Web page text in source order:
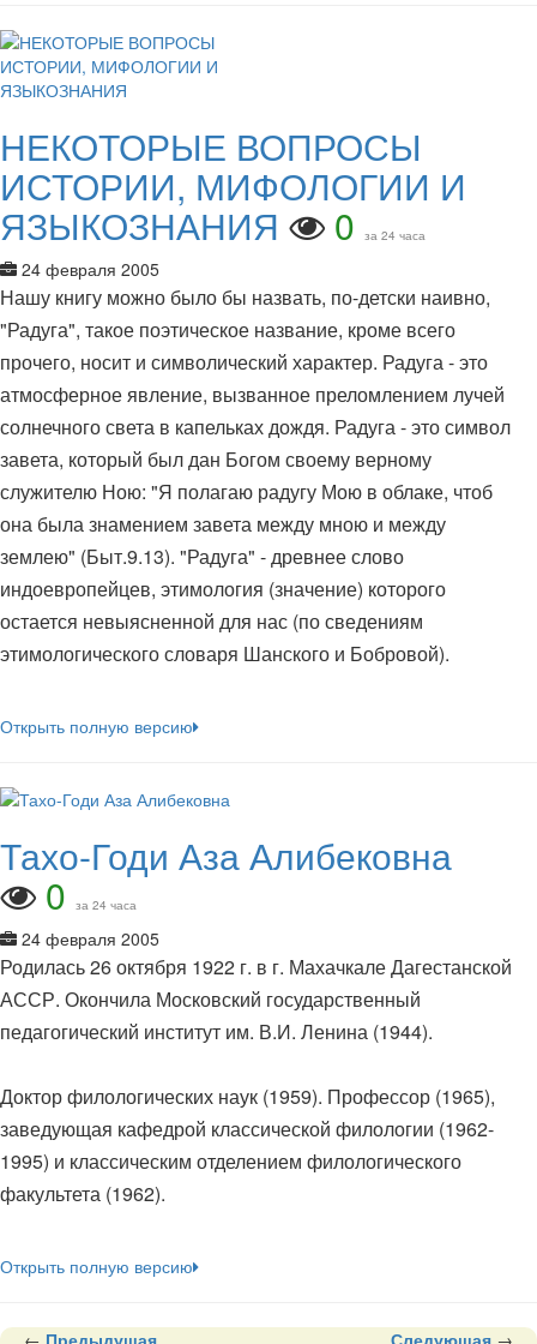
НЕКОТОРЫЕ ВОПРОСЫ
ИСТОРИИ, МИФОЛОГИИ И
ЯЗЫКОЗНАНИЯ 0 за 24 часа
24 февраля 2005
Нашу книгу можно было бы назвать, по-детски наивно,
"Радуга", такое поэтическое название, кроме всего
прочего, носит и символический характер. Радуга - это
атмосферное явление, вызванное преломлением лучей
солнечного света в капельках дождя. Радуга - это символ
завета, который был дан Богом своему верному
служителю Ною: "Я полагаю радугу Мою в облаке, чтоб
она была знамением завета между мною и между
землею" (Быт.9.13). "Радуга" - древнее слово
индоевропейцев, этимология (значение) которого
остается невыясненной для нас (по сведениям
этимологического словаря Шанского и Бобровой).
Открыть полную версию
Тахо-Годи Аза Алибековна
0 за 24 часа
24 февраля 2005
Родилась 26 октября 1922 г. в г. Махачкале Дагестанской
АССР. Окончила Московский государственный
педагогический институт им. В.И. Ленина (1944).
Доктор филологических наук (1959). Профессор (1965),
заведующая кафедрой классической филологии (1962-
1995) и классическим отделением филологического
факультета (1962).
Открыть полную версию
← Предыдущая Следующая →